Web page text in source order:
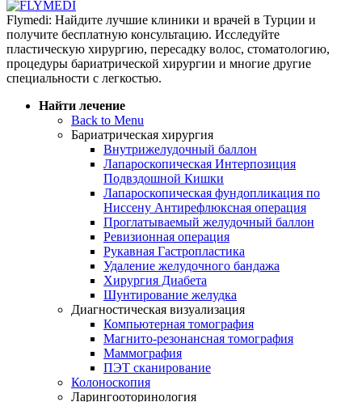
Flymedi: Найдите лучшие клиники и врачей в Турции и
получите бесплатную консультацию. Исследуйте
пластическую хирургию, пересадку волос, стоматологию,
процедуры бариатрической хирургии и многие другие
специальности с легкостью.
Найти лечение
Back to Menu
Бариатрическая хирургия
Внутрижелудочный баллон
Лапароскопическая Интерпозиция
Подвздошной Кишки
Лапароскопическая фундопликация по
Ниссену Антирефлюксная операция
Проглатываемый желудочный баллон
Ревизионная операция
Рукавная Гастропластика
Удаление желудочного бандажа
Хирургия Диабета
Шунтирование желудка
Диагностическая визуализация
Компьютерная томография
Магнито-резонансная томография
Маммография
ПЭТ сканирование
Колоноскопия
Ларингооторинология